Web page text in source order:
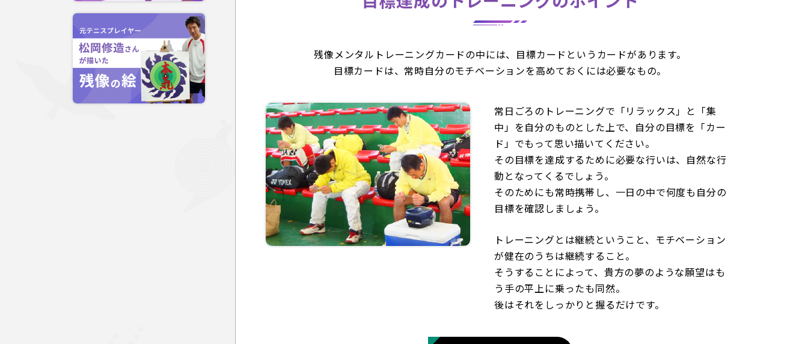
残像メンタルトレーニングカードの中には、目標カードというカードがあります。
目標カードは、常時自分のモチベーションを高めておくには必要なもの。
常日ごろのトレーニングで「リラックス」と「集
中」を自分のものとした上で、自分の目標を「カー
ド」でもって思い描いてください。
その目標を達成するために必要な行いは、自然な行
動となってくるでしょう。
そのためにも常時携帯し、一日の中で何度も自分の
目標を確認しましょう。
トレーニングとは継続ということ、モチベーション
が健在のうちは継続すること。
そうすることによって、貴方の夢のような願望はも
う手の平上に乗ったも同然。
後はそれをしっかりと握るだけです。